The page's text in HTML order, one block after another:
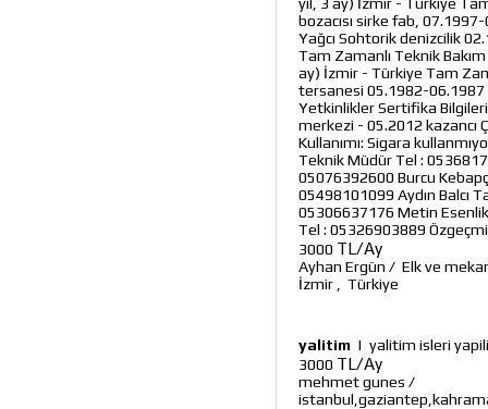
bozacısı sirke fab,
Yağcı Sohtorik denizcilik
Tam Zamanlı Teknik
ay) İzmir - Türkiye Tam
tersanesi 05.1982-06.1987
Yetkinlikler Sertifika
merkezi - 05.2012 kazancı
Kullanımı: Sigara
Teknik Müdür Tel :
05076392600 Burcu
05498101099 Aydın Balcı
05306637176 Metin
Tel : 05326903889
3000 TL/Ay
Ayhan Ergün / Elk ve
İzmir
Türkiye
yalitim | yalitim isleri
3000 TL/Ay
mehmet gunes /